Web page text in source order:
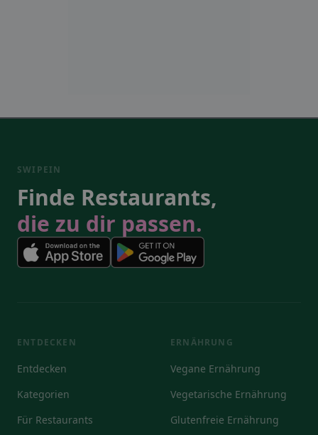
SWIPEIN
Finde Restaurants,
die zu dir passen.
ENTDECKEN
Entdecken
Kategorien
Für Restaurants
ERNÄHRUNG
Vegane Ernährung
Vegetarische Ernährung
Glutenfreie Ernährung